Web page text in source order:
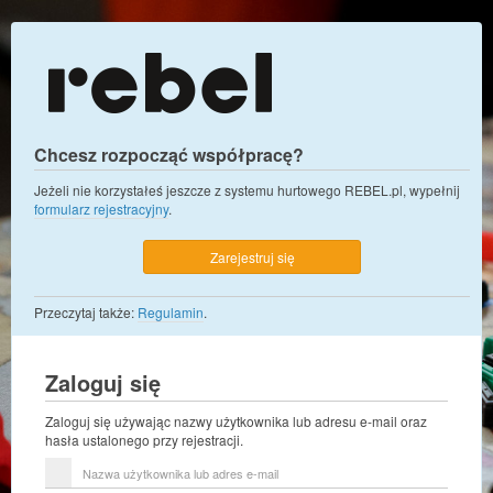
Chcesz rozpocząć współpracę?
Jeżeli nie korzystałeś jeszcze z systemu hurtowego REBEL.pl, wypełnij
formularz rejestracyjny.
Zarejestruj się
Przeczytaj także: Regulamin.
Zaloguj się
Zaloguj się używając nazwy użytkownika lub adresu e-mail oraz
hasła ustalonego przy rejestracji.
użytkownika